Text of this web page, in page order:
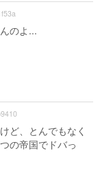
のよ...
ど、とんでもなく
の帝国でドバっ